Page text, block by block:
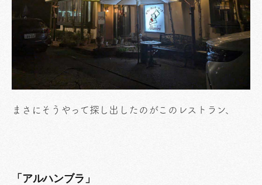
まさにそうやって探し出したのがこのレストラン、
「アルハンブラ」